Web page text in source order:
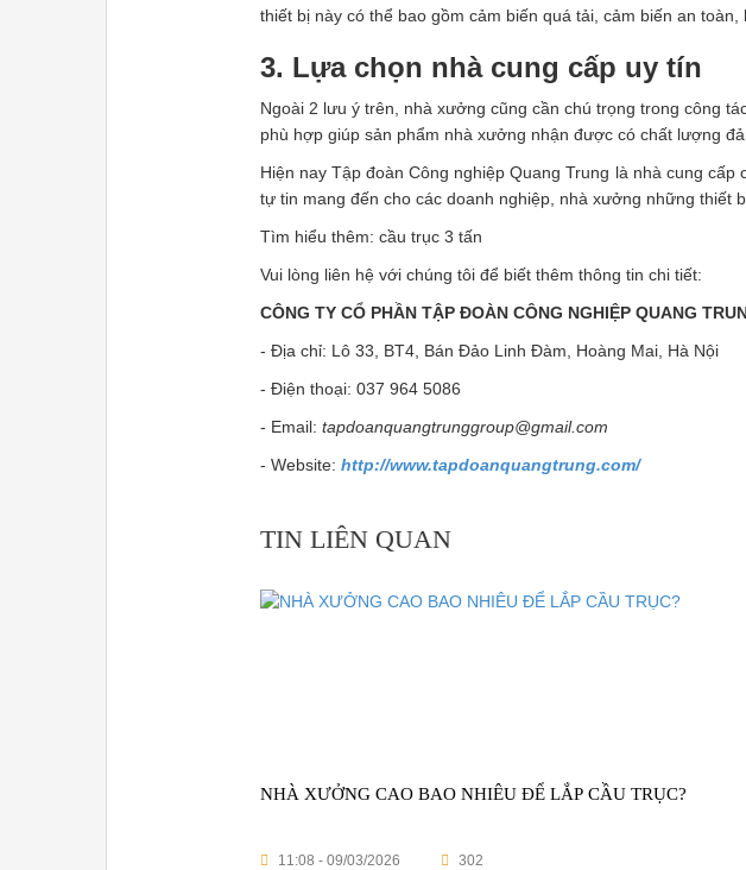
thiết bị này có thể bao gồm cảm biến quá tải, cảm biến an
3. Lựa chọn nhà cung cấp uy tín
Ngoài 2 lưu ý trên, nhà xưởng cũng cần chú trọng trong công
phù hợp giúp sản phẩm nhà xưởng nhận được có chất lượng
Hiện nay Tập đoàn Công nghiệp Quang Trung là nhà cung
tự tin mang đến cho các doanh nghiệp, nhà xưởng những thiết
Tìm hiểu thêm: cầu trục 3 tấn
Vui lòng liên hệ với chúng tôi để biết thêm thông tin chi tiết:
CÔNG TY CỔ PHẦN TẬP ĐOÀN CÔNG NGHIỆP QUANG
- Địa chỉ: Lô 33, BT4, Bán Đảo Linh Đàm, Hoàng Mai, Hà Nội
- Điện thoại: 037 964 5086
- Email: tapdoanquangtrunggroup@gmail.com
- Website: http://www.tapdoanquangtrung.com/
TIN LIÊN QUAN
NHÀ XƯỞNG CAO BAO NHIÊU ĐỂ LẮP CẦU TRỤC?
11:08 - 09/03/2026 302